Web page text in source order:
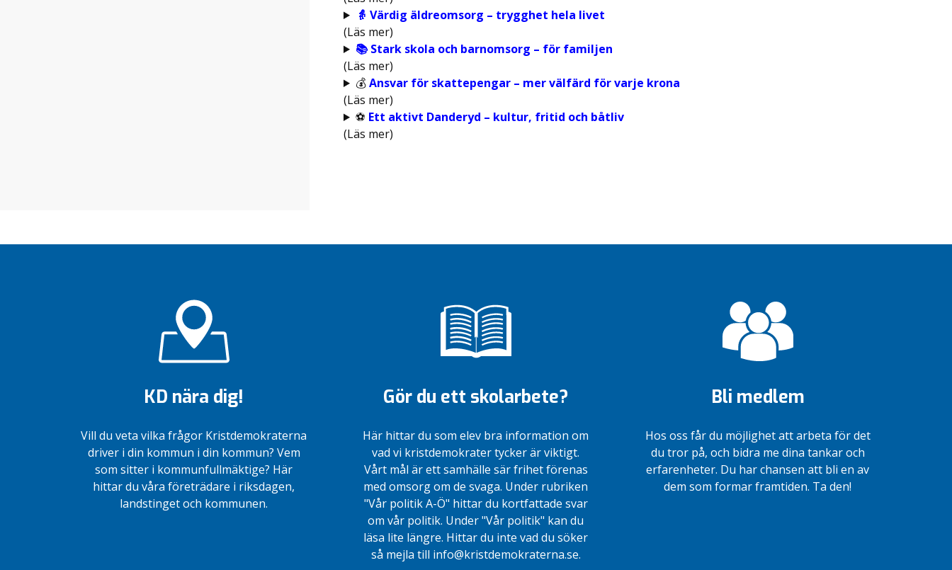
👵 Värdig äldreomsorg – trygghet hela livet
(Läs mer)
📚 Stark skola och barnomsorg – för familjen
(Läs mer)
💰Ansvar för skattepengar – mer välfärd för varje krona
(Läs mer)
⚽ Ett aktivt Danderyd – kultur, fritid och båtliv
(Läs mer)
KD nära dig!
Vill du veta vilka frågor Kristdemokraterna
driver i din kommun i din kommun? Vem
som sitter i kommunfullmäktige? Här
hittar du våra företrädare i riksdagen,
landstinget och kommunen.
Gör du ett skolarbete?
Här hittar du som elev bra information om
vad vi kristdemokrater tycker är viktigt.
Vårt mål är ett samhälle sär frihet förenas
med omsorg om de svaga. Under rubriken
"Vår politik A-Ö" hittar du kortfattade svar
om vår politik. Under "Vår politik" kan du
läsa lite längre. Hittar du inte vad du söker
så mejla till info@kristdemokraterna.se.
Bli medlem
Hos oss får du möjlighet att arbeta för det
du tror på, och bidra me dina tankar och
erfarenheter. Du har chansen att bli en av
dem som formar framtiden. Ta den!